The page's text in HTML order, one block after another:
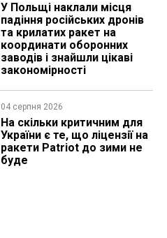
У Польщі наклали місця
падіння російських дронів
та крилатих ракет на
координати оборонних
заводів і знайшли цікаві
закономірності
04 серпня 2026
На скільки критичним для
України є те, що ліцензії на
ракети Patriot до зими не
буде